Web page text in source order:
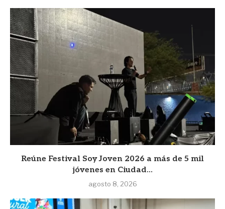
Reúne Festival Soy Joven 2026 a más de 5 mil
jóvenes en Ciudad...
agosto 8, 2026